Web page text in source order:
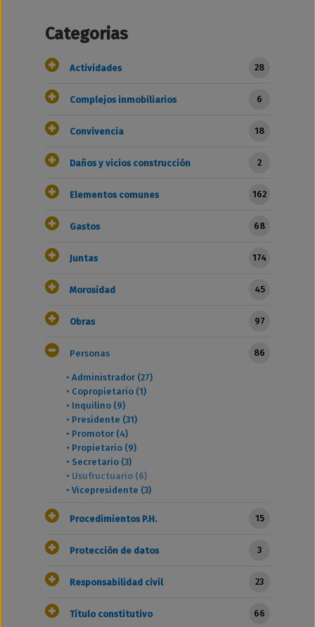
Categorias
Actividades 28
Complejos inmobiliarios 6
Convivencia 18
Daños y vicios construcción 2
Elementos comunes 162
Gastos 68
Juntas 174
Morosidad 45
Obras 97
Personas 86
• Administrador (27)
• Copropietario (1)
• Inquilino (9)
• Presidente (31)
• Promotor (4)
• Propietario (9)
• Secretario (3)
• Usufructuario (6)
• Vicepresidente (3)
Procedimientos P.H. 15
Protección de datos 3
Responsabilidad civil 23
Título constitutivo 66